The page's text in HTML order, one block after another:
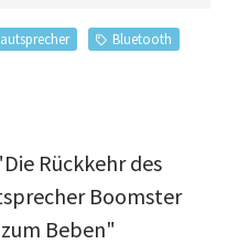
Bluetooth
Rückkehr des
Boomster
Beben"